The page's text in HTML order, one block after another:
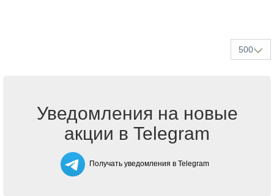
500
Уведомления на новые
акции в Telegram
Получать уведомления в Telegram